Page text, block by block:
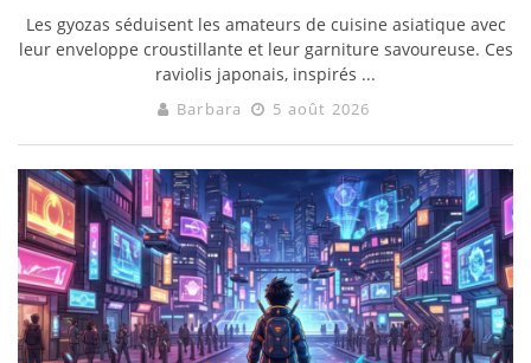
Les gyozas séduisent les amateurs de cuisine asiatique avec
leur enveloppe croustillante et leur garniture savoureuse. Ces
raviolis japonais, inspirés ...
Barbara 5 août 2026